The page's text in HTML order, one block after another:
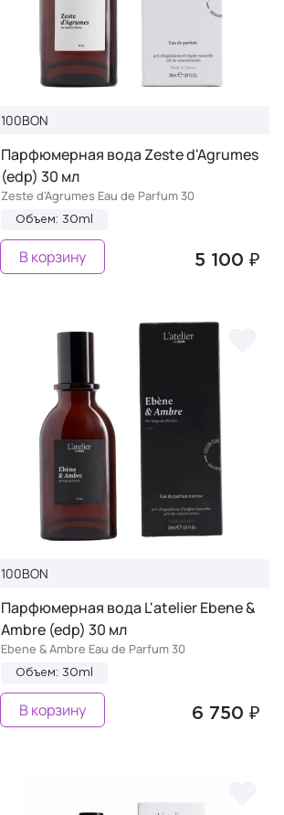
100BON
Парфюмерная вода Zeste d'Agrumes
(edp) 30 мл
Zeste d'Agrumes Eau de Parfum 30
Объем: 30ml
5 100 ₽
В корзину
100BON
Парфюмерная вода L'atelier Ebene &
Ambre (edp) 30 мл
Ebene & Ambre Eau de Parfum 30
Объем: 30ml
6 750 ₽
В корзину